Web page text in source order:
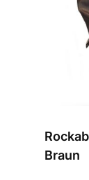
Braun